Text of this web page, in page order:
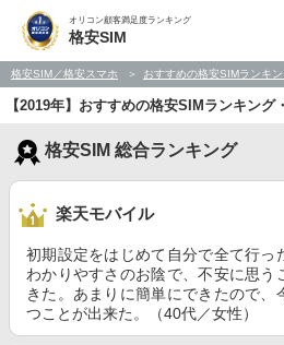
オリコン顧客満足度ランキング
格安SIM
格安SIM／格安スマホ おすすめの格安SIMランキ
【2019年】おすすめの格安SIMランキング
格安SIM 総合ランキング
楽天モバイル
初期設定をはじめて自分で全て行っ
わかりやすさのお陰で、不安に思う
きた。あまりに簡単にできたので、
つことが出来た。（40代／女性）